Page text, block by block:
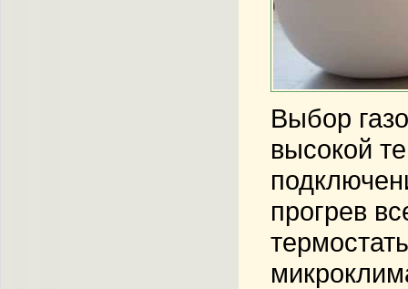
Выбор
высокой
прогрев